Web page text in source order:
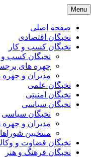
Skip
to
content
Menu
صفحه اصلی
نخبگان اقتصادی
نخبگان کسب و کار
نخبگان کسب و
چهره های
مدیران و چهره
نخبگان علمی
نخبگان امنیتی
نخبگان سیاسی
نخبگان سیاسی
مدیران و
منتخبین
نخبگان قضاوت و
نخبگان فرهنگ و هنر